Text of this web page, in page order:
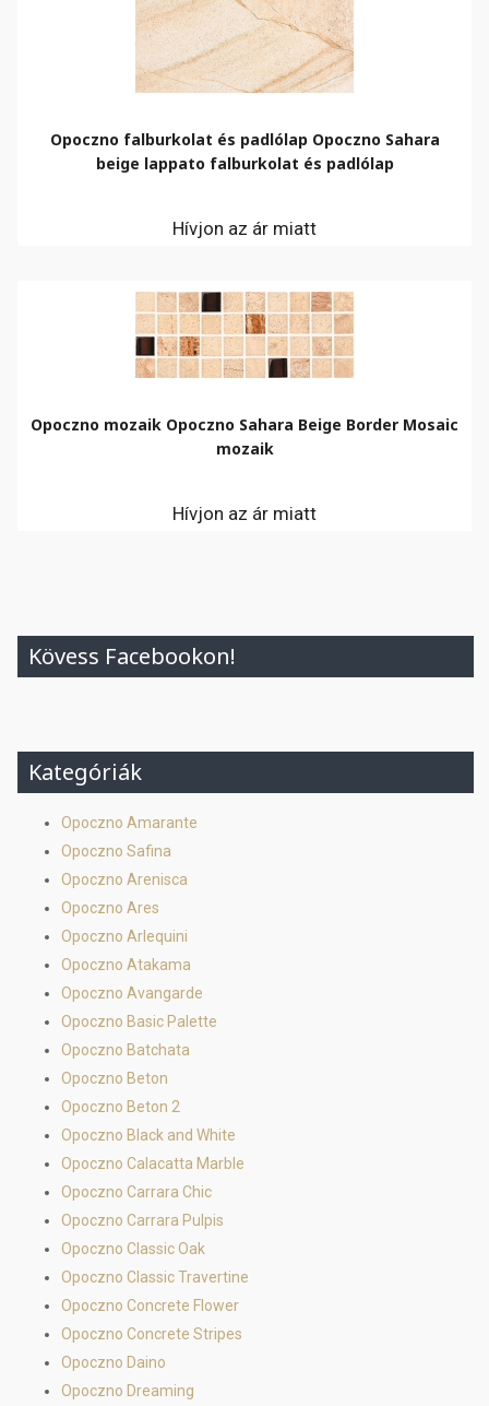
Opoczno falburkolat és padlólap Opoczno Sahara
beige lappato falburkolat és padlólap
Hívjon az ár miatt
Opoczno mozaik Opoczno Sahara Beige Border Mosaic
mozaik
Hívjon az ár miatt
Kövess Facebookon!
Kategóriák
Opoczno Amarante
Opoczno Safina
Opoczno Arenisca
Opoczno Ares
Opoczno Arlequini
Opoczno Atakama
Opoczno Avangarde
Opoczno Basic Palette
Opoczno Batchata
Opoczno Beton
Opoczno Beton 2
Opoczno Black and White
Opoczno Calacatta Marble
Opoczno Carrara Chic
Opoczno Carrara Pulpis
Opoczno Classic Oak
Opoczno Classic Travertine
Opoczno Concrete Flower
Opoczno Concrete Stripes
Opoczno Daino
Opoczno Dreaming